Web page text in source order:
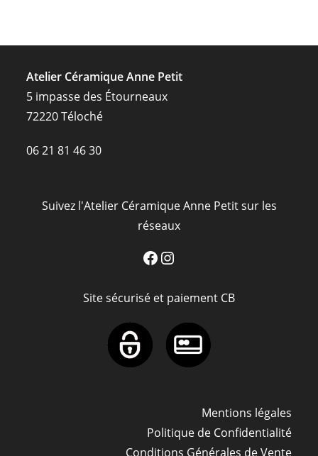
Atelier Céramique Anne Petit
5 impasse des Étourneaux
72220 Téloché
06 21 81 46 30
Suivez l'Atelier Céramique Anne Petit sur les
réseaux
FacebookInstagram
Site sécurisé et paiement CB
Mentions légales
Politique de Confidentialité
Conditions Générales de Vente